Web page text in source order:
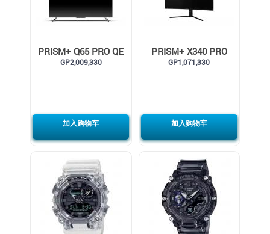
PRISM+ Q65 PRO QE
GP2,009,330
加入购物车
PRISM+ X340 PRO
165Hz Curved Gaming
GP1,071,330
加入购物车